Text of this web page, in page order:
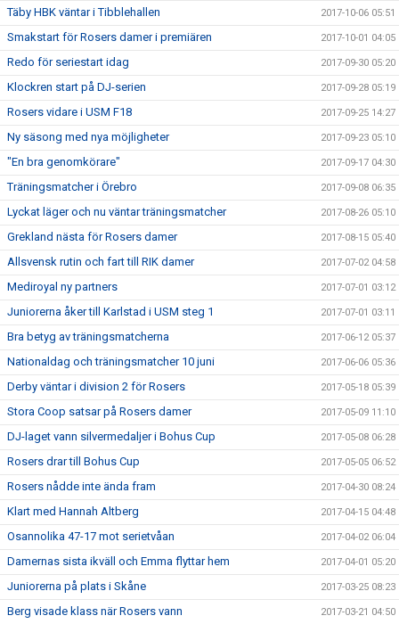
Täby HBK väntar i Tibblehallen 2017-10-06 05:51
Smakstart för Rosers damer i premiären 2017-10-01 04:05
Redo för seriestart idag 2017-09-30 05:20
Klockren start på DJ-serien 2017-09-28 05:19
Rosers vidare i USM F18 2017-09-25 14:27
Ny säsong med nya möjligheter 2017-09-23 05:10
"En bra genomkörare" 2017-09-17 04:30
Träningsmatcher i Örebro 2017-09-08 06:35
Lyckat läger och nu väntar träningsmatcher 2017-08-26 05:10
Grekland nästa för Rosers damer 2017-08-15 05:40
Allsvensk rutin och fart till RIK damer 2017-07-02 04:58
Mediroyal ny partners 2017-07-01 03:12
Juniorerna åker till Karlstad i USM steg 1 2017-07-01 03:11
Bra betyg av träningsmatcherna 2017-06-12 05:37
Nationaldag och träningsmatcher 10 juni 2017-06-06 05:36
Derby väntar i division 2 för Rosers 2017-05-18 05:39
Stora Coop satsar på Rosers damer 2017-05-09 11:10
DJ-laget vann silvermedaljer i Bohus Cup 2017-05-08 06:28
Rosers drar till Bohus Cup 2017-05-05 06:52
Rosers nådde inte ända fram 2017-04-30 08:24
Klart med Hannah Altberg 2017-04-15 04:48
Osannolika 47-17 mot serietvåan 2017-04-02 06:04
Damernas sista ikväll och Emma flyttar hem 2017-04-01 05:20
Juniorerna på plats i Skåne 2017-03-25 08:23
Berg visade klass när Rosers vann 2017-03-21 04:50